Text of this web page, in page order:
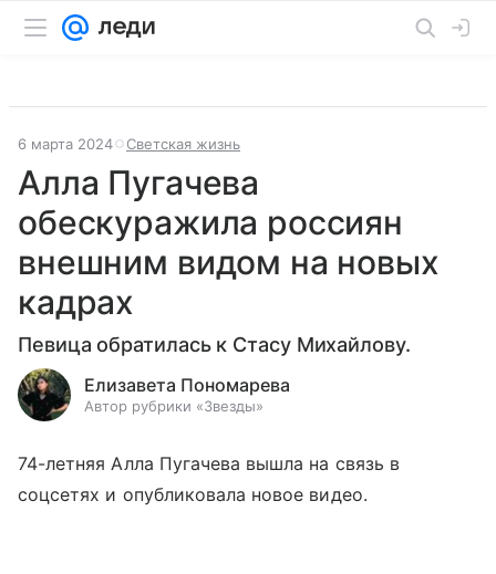
6 марта 2024 Светская жизнь
Алла Пугачева
обескуражила россиян
внешним видом на новых
кадрах
Певица обратилась к Стасу Михайлову.
Елизавета Пономарева
Автор рубрики «Звезды»
74-летняя Алла Пугачева вышла на связь в
соцсетях и опубликовала новое видео.